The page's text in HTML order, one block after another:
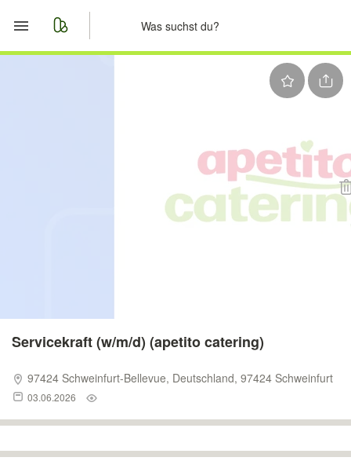
Servicekraft (w/m/d) (apetito catering)
97424 Schweinfurt-Bellevue, Deutschland, 97424 Schweinfurt
03.06.2026